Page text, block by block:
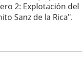
2: Explotación del
Sanz de la Rica".